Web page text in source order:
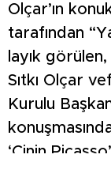
Olçar’ın
tarafından
layık
Sıtkı Olçar
Kurulu
‘Çinin